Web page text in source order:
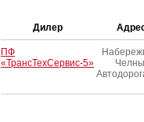
Дилер
ПФ
«ТрансТехСервис-5»